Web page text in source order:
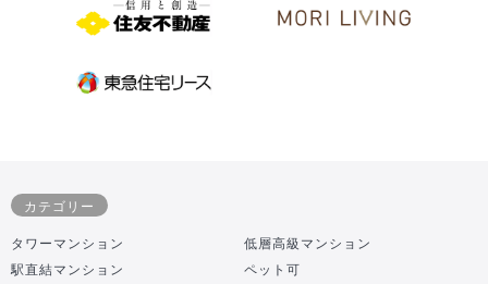
カテゴリー
タワーマンション
低層高級マンション
駅直結マンション
ペット可